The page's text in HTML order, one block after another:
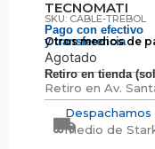
TECNOMATI
SKU: CABLE-TREBOL
Pago con efectivo
y transferencia
Otros medios de
Agotado
Retiro en tienda
Retiro en Av.
medio de